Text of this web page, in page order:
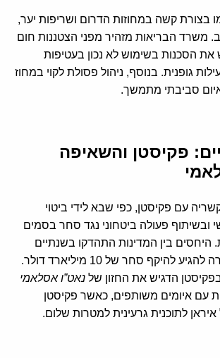
בצורת קשה במחוזות הדרום ושריפות יער,
משרד הבריאות מזהיר מפני הצטננות חום
את הסכנות בשימוש לא נכון בעטיפות
גופנית. בנוסף, ניהול פסולת לקוי במחוז
סביבתי מתמשך.
פקיסטן והשאיפה
עם פקיסטן, כפי שבא לידי ביטוי
פעולה ביטחוני נגד סחר בסמים
היחסים בין המדינות התהדקו בשנתיים
האחרונות, עם מטרה להגיע להיקף סחר של 10 מיליארד דולר.
הדגיש את החזון של נאט”ו אסלאמי
עם איומים משותפים, כאשר פקיסטן
לתוכנית גרעינית למטרות שלום.